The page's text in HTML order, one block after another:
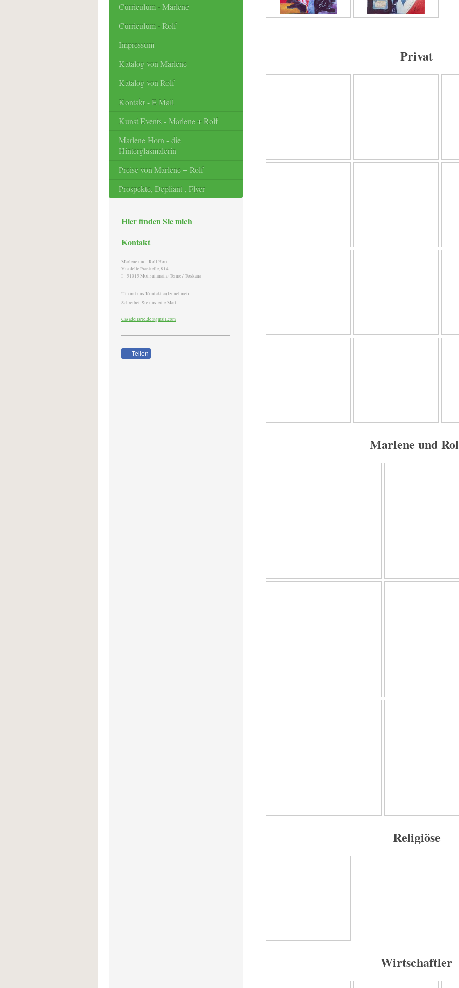
Privat
Marlene und
Religiöse
Wirtschaftler
Curriculum - Marlene
Curriculum - Rolf
Impressum
Katalog von Marlene
Katalog von Rolf
Kontakt - E Mail
Kunst Events - Marlene + Rolf
Marlene Horn - die
Hinterglasmalerin
Preise von Marlene + Rolf
Prospekte, Depliant , Flyer
Hier finden Sie mich
Kontakt
Marlene und Rolf Horn
Via delle Piastrelle, 814
I - 51015 Monsummano Terme / Toskana
Um mit uns Kontakt aufzunehmen:
Schreiben Sie uns eine Mail:
Casadellarte.de@gmail.com
Teilen